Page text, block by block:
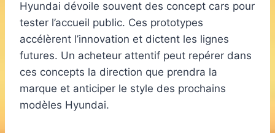
Hyundai dévoile souvent des concept cars pour
tester l’accueil public. Ces prototypes
accélèrent l’innovation et dictent les lignes
futures. Un acheteur attentif peut repérer dans
ces concepts la direction que prendra la
marque et anticiper le style des prochains
modèles Hyundai.